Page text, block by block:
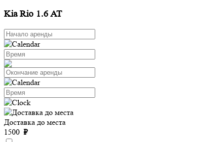
Kia Rio 1.6 AT
Доставка до места
1500 ₽